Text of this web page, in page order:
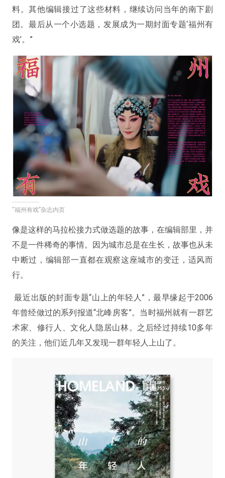
料。其他编辑接过了这些材料，继续访问当年的南下剧
团。最后从一个小选题，发展成为一期封面专题‘福州有
戏’。”
“福州有戏”杂志内页
像是这样的马拉松接力式做选题的故事，在编辑部里，并
不是一件稀奇的事情。
因为城市总是在生长，故事也从未
中断过，编辑部一直都在观察这座城市的变迁，适风而
行。
最近出版的封面专题“山上的年轻人”，最早缘起于2006
年曾经做过的系列报道“北峰房客”。当时福州就有一群艺
术家、修行人、文化人隐居山林。之后经过持续10多年
的关注，他们近几年又发现一群年轻人上山了。